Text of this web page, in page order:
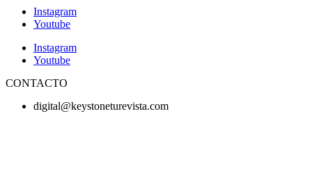
Instagram
Youtube
Instagram
Youtube
CONTACTO
digital@keystoneturevista.com